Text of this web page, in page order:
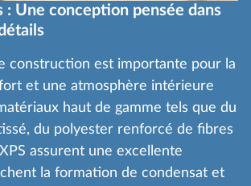
: Une conception pensée dans
construction est importante pour la
et une atmosphère intérieure
haut de gamme tels que du
du polyester renforcé de fibres
assurent une excellente
la formation de condensat et